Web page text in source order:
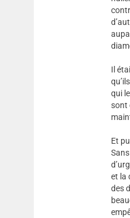
Il
qui
sont
Et
et la
des